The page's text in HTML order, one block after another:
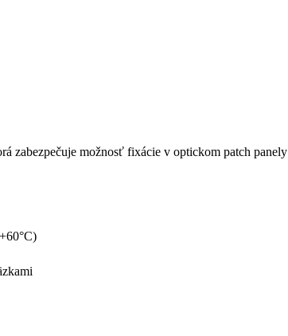
zabezpečuje možnosť fixácie v optickom patch panely